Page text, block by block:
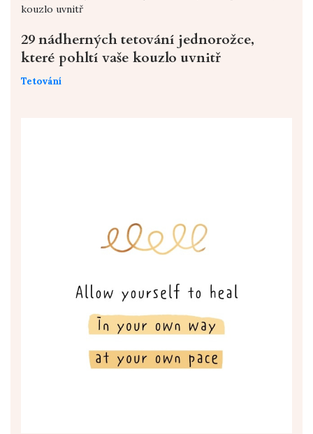
29 nádherných tetování jednorožce,
které pohltí vaše kouzlo uvnitř
Tetování